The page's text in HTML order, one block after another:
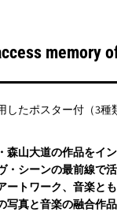
memory
たポスター付（3種
森山大道の作品をイ
・シーンの最前線で
ートワーク、音楽と
写真と音楽の融合作